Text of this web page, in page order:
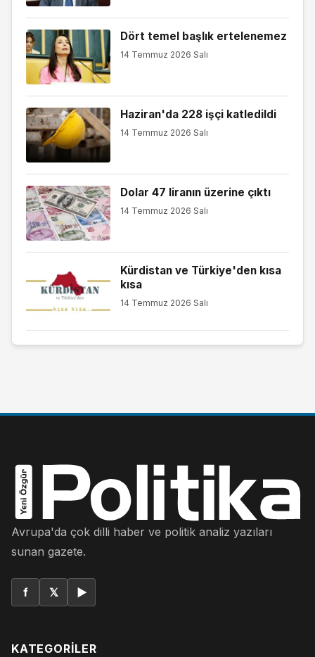
Dört temel başlık ertelenemez
14 Temmuz 2026 Salı
Haziran'da 228 işçi katledildi
14 Temmuz 2026 Salı
Dolar 47 liranın üzerine çıktı
14 Temmuz 2026 Salı
Kürdistan ve Türkiye'den kısa
kısa
14 Temmuz 2026 Salı
Avrupa'da çok dilli haber ve politik analiz yazıları
sunan gazete.
f 𝕏 ▶
KATEGORILER